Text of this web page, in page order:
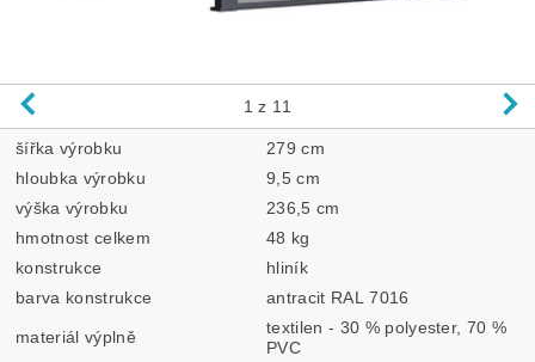
1 z 11
šířka výrobku
279 cm
hloubka výrobku
9,5 cm
výška výrobku
236,5 cm
hmotnost celkem
48 kg
konstrukce
hliník
barva konstrukce
antracit RAL 7016
materiál výplně
textilen - 30 % polyester, 70 %
PVC